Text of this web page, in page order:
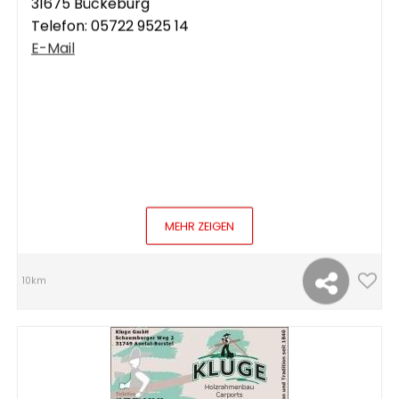
Telefon: 05722 9525 14
E-Mail
MEHR ZEIGEN
10km